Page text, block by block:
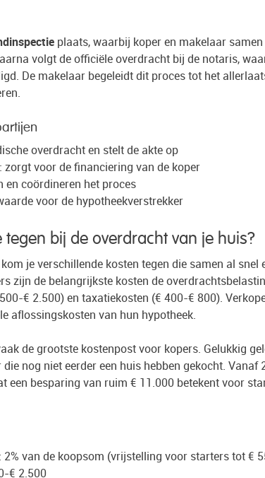
plaats, waarbij koper en makelaar
volgt de officiële overdracht bij de notaris,
De makelaar begeleidt dit proces tot het
overdracht en stelt de akte op
zorgt voor de financiering van de koper
en coördineren het proces
voor de hypotheekverstrekker
tegen bij de overdracht van je huis?
je verschillende kosten tegen die samen al snel
zijn de belangrijkste kosten de
€ 2.500) en taxatiekosten (€ 400-€ 800).
aflossingskosten van hun hypotheek.
de grootste kostenpost voor kopers. Gelukkig
nog niet eerder een huis hebben gekocht.
een besparing van ruim € 11.000 betekent voor
van de koopsom (vrijstelling voor starters tot €
€ 2.500